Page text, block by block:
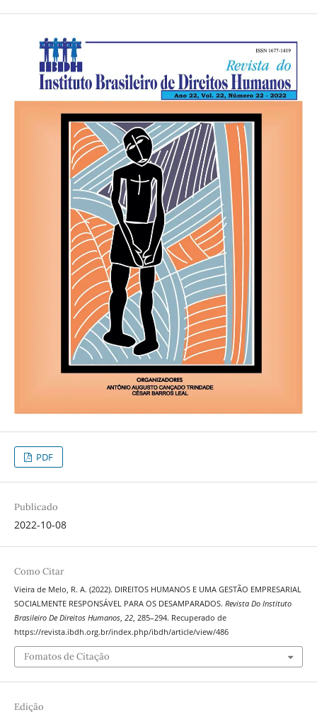
PDF
Publicado
2022-10-08
Como Citar
Vieira de Melo, R. A. (2022). DIREITOS HUMANOS E UMA GESTÃO EMPRESARIAL
SOCIALMENTE RESPONSÁVEL PARA OS DESAMPARADOS. Revista Do Instituto
Brasileiro De Direitos Humanos, 22, 285–294. Recuperado de
https://revista.ibdh.org.br/index.php/ibdh/article/view/486
Fomatos de Citação
Edição